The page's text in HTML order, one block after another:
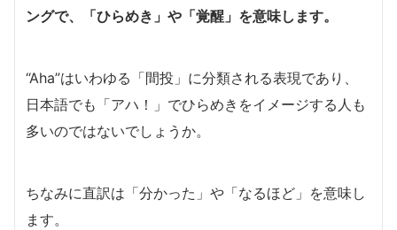
ングで、「ひらめき」や「覚醒」を意味します。
“Aha”はいわゆる「間投」に分類される表現であり、
日本語でも「アハ！」でひらめきをイメージする人も
多いのではないでしょうか。
ちなみに直訳は「分かった」や「なるほど」を意味し
ます。